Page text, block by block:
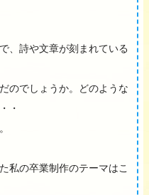
、詩や文章が刻まれている
のでしょうか。どのような
・
私の卒業制作のテーマはこ